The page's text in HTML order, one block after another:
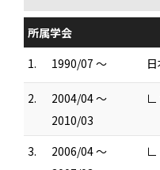
所属学会
1.
1990/07 ～
2.
2004/04 ～
2010/03
∟
3.
2006/04 ～
∟